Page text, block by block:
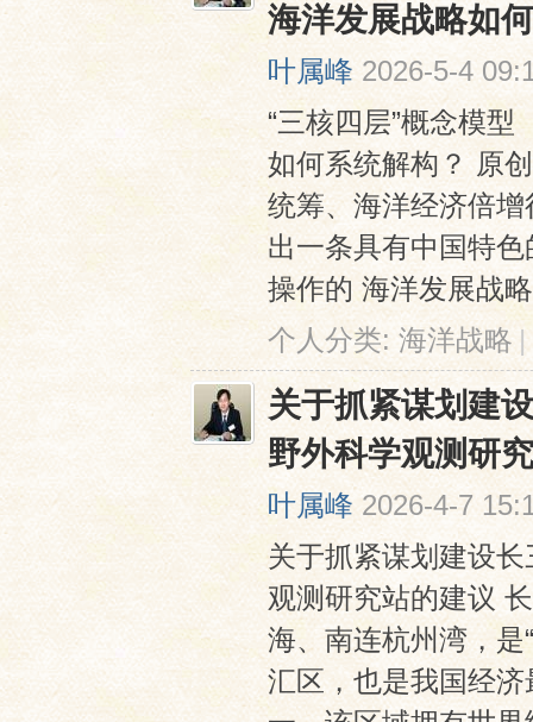
海洋发展战略如
叶属峰 2026-5-4
“三核四层”概念模
如何系统解构？ 原
统筹、海洋经济倍
出一条具有中国特
操作的 海洋发展战
个人分类: 海洋战略 |
关于抓紧谋划建
野外科学观测研
叶属峰 2026-4-7
关于抓紧谋划建设
观测研究站的建议
海、南连杭州湾，是
汇区，也是我国经